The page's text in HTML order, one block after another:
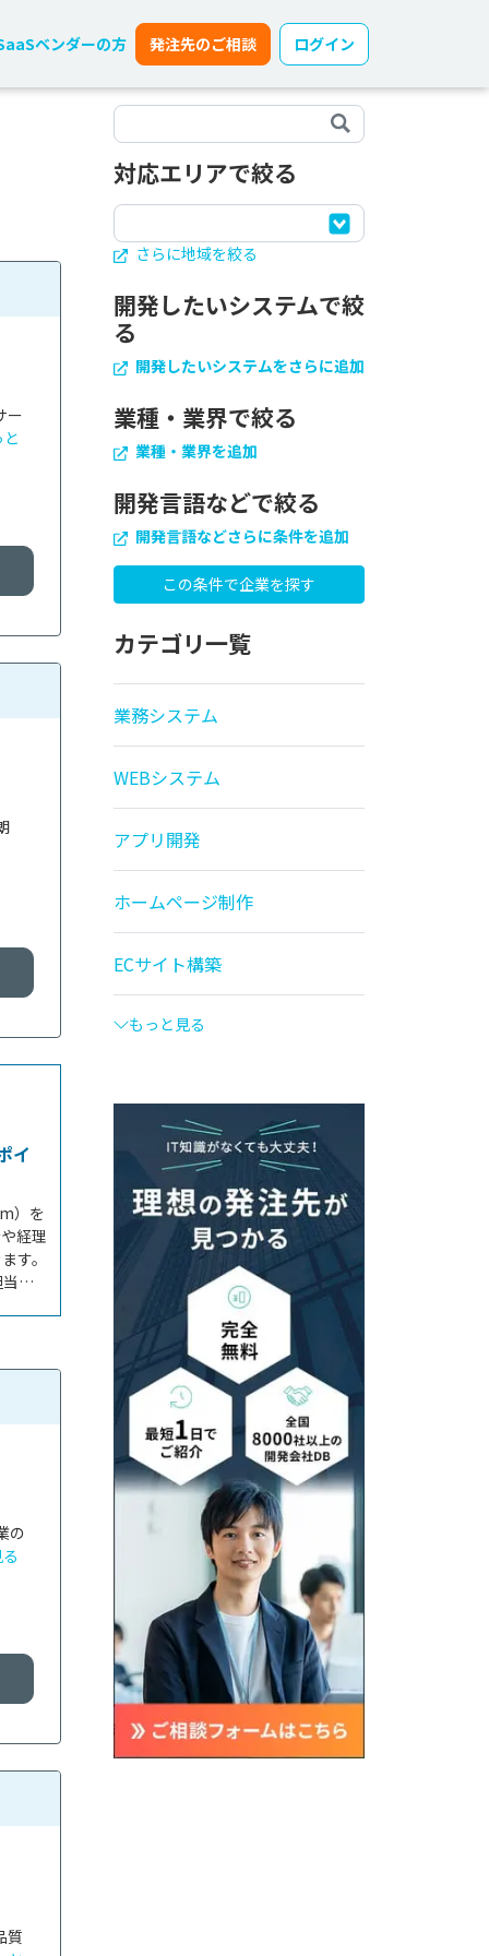
ベンダーの方 発注先のご相談 ログイン
ー
イ
）を
経理
す。
者
の
質
対応エリアで絞る
さらに地域を絞る
開発したいシステムで絞
る
開発したいシステムをさらに追加
業種・業界で絞る
業種・業界を追加
開発言語などで絞る
開発言語などさらに条件を追加
カテゴリ一覧
業務システム
WEBシステム
アプリ開発
ホームページ制作
ECサイト構築
もっと見る